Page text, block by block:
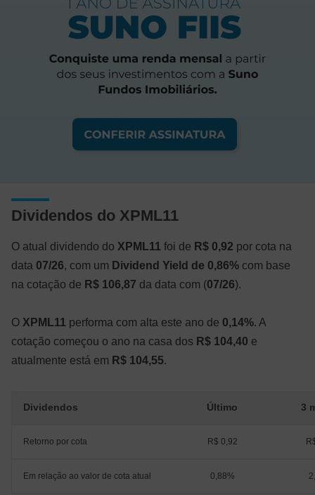
Dividendos do XPML11
O atual dividendo do XPML11 foi de R$ 0,92 por cota na
data 07/26, com um Dividend Yield de 0,86% com base
na cotação de R$ 106,87 da data com (07/26).
O XPML11 performa com alta este ano de 0,14%. A
cotação começou o ano na casa dos R$ 104,40 e
atualmente está em R$ 104,55.
Dividendos Último 3
Retorno por cota R$ 0,92
Em relação ao valor de cota atual 0,88%